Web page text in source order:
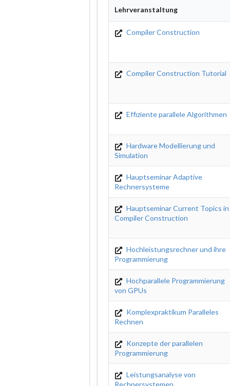
Lehrveranstaltung
Compiler Construction
Compiler Construction Tutorial
Effiziente parallele Algorithmen
Hardware Modellierung und
Simulation
Hauptseminar Adaptive
Rechnersysteme
Hauptseminar Current Topics in
Compiler Construction
Hochleistungsrechner und ihre
Programmierung
Hochparallele Programmierung
von GPUs
Komplexpraktikum Paralleles
Rechnen
Konzepte der parallelen
Programmierung
Leistungsanalyse von